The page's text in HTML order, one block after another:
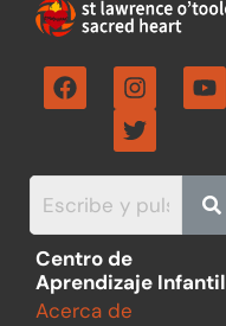
F
a
c
o
o
k
I
n
s
t
a
g
r
a
Y
o
u
b
e
T
w
i
t
t
e
r
Centro de
Aprendizaje Infantil
Acerca de